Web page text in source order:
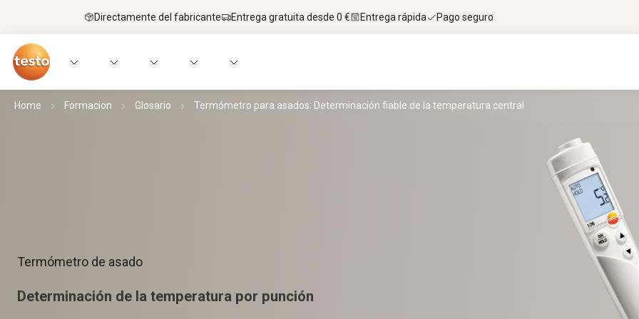
Directamente del fabricante Entrega gratuita desde 0 € Entrega rápida Pago seguro
Home Formacion Glosario Termómetro para asados: Determinación fiable de la temperatura central
Termómetro de asado
Determinación de la temperatura por punción